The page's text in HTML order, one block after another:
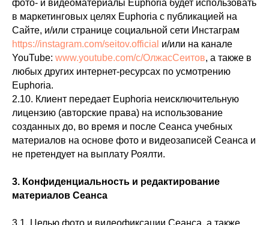
фото- и видеоматериалы Euphoria будет использовать
в маркетинговых целях Euphoria с публикацией на
Сайте, и/или странице социальной сети Инстаграм
https://instagram.com/seitov.official и/или на канале
YouTube: www.youtube.com/c/ОлжасСеитов, а также в
любых других интернет-ресурсах по усмотрению
Euphoria.
2.10. Клиент передает Euphoria неисключительную
лицензию (авторские права) на использование
созданных до, во время и после Сеанса учебных
материалов на основе фото и видеозаписей Сеанса и
не претендует на выплату Роялти.
3. Конфиденциальность и редактирование
материалов Сеанса